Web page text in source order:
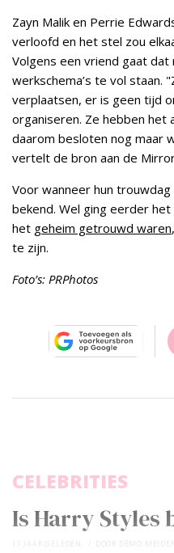
Zayn Malik en Perrie
verloofd en het stel zou
Volgens een vriend gaat
werkschema’s te vol staan.
verplaatsen, er is geen tijd
organiseren. Ze hebben het
daarom besloten nog maar
vertelt de bron aan de
Voor wanneer hun
bekend. Wel ging eerder
het geheim getrouwd waren
te zijn.
Foto’s: PRPhotos
Is Harry Styles
CELEBRITIES